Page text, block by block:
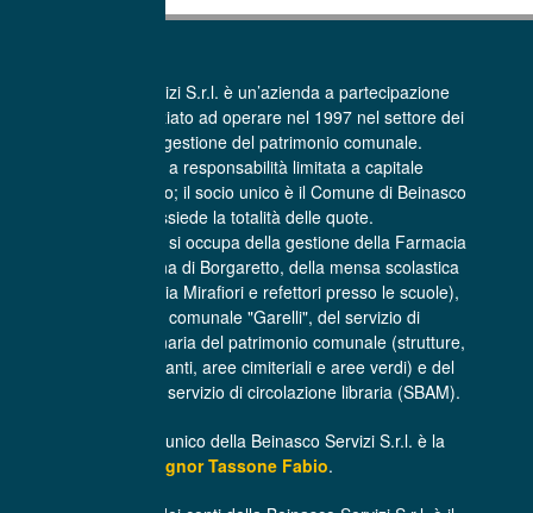
La Beinasco Servizi S.r.l. è un’azienda a partecipazione
pubblica che ha iniziato ad operare nel 1997 nel settore dei
Servizi per la gestione del patrimonio comunale.
E’ una società a responsabilità limitata a capitale
interamente pubblico; il socio unico è il Comune di Beinasco
che possiede la totalità delle quote.
La Beinasco Servizi si occupa della gestione della Farmacia
comunale Sant’Anna di Borgaretto, della mensa scolastica
(centro cottura di via Mirafiori e refettori presso le scuole),
dell'asilo nido comunale "Garelli", del servizio di
manutenzione ordinaria del patrimonio comunale (strutture,
infrastrutture, impianti, aree cimiteriali e aree verdi) e del
trasporto libri per il servizio di circolazione libraria (SBAM).
L’Amministratore unico della Beinasco Servizi S.r.l. è la
Signor Tassone Fabio.